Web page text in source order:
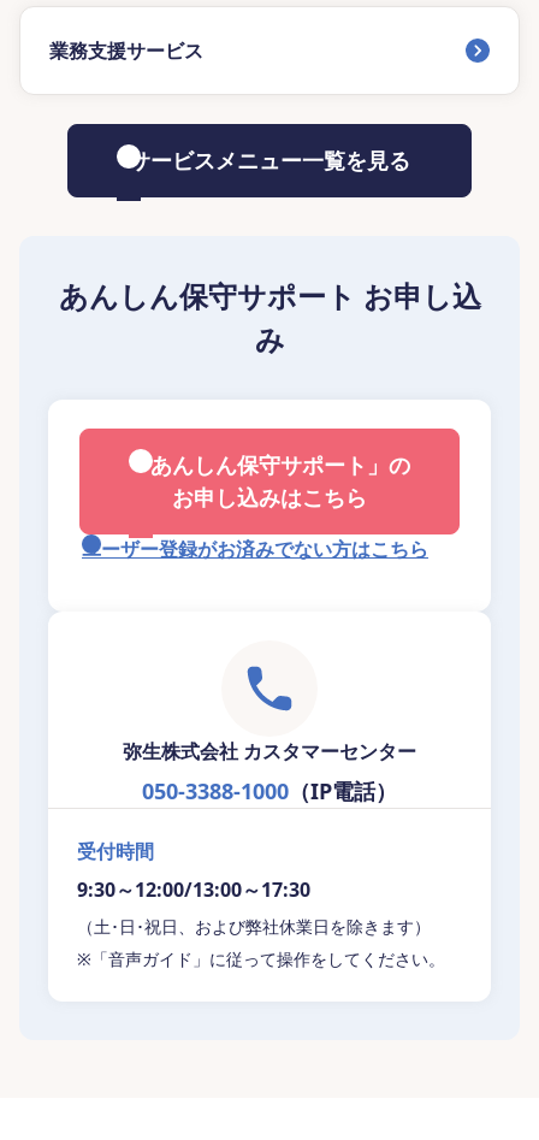
業務支援サービス
サービスメニュー一覧を見る
あんしん保守サポート お申し込
み
「あんしん保守サポート」の
お申し込みはこちら
ユーザー登録がお済みでない方はこちら
弥生株式会社 カスタマーセンター
050-3388-1000 （IP電話）
受付時間
9:30～12:00/13:00～17:30
（土･日･祝日、および弊社休業日を除きます）
※「音声ガイド」に従って操作をしてください。